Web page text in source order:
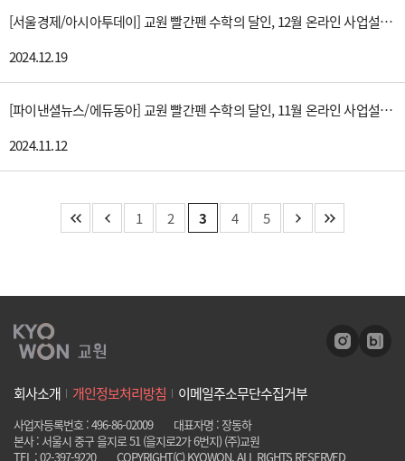
[서울경제/아시아투데이] 교원 빨간펜 수학의 달인, 12월 온라인 사업설명회 실시
2024.12.19
[파이낸셜뉴스/에듀동아] 교원 빨간펜 수학의 달인, 11월 온라인 사업설명회 실시
2024.11.12
1 2 3 4 5
회사소개 개인정보처리방침 이메일주소무단수집거부
사업자등록번호 : 496-86-02009
대표자명 : 장동하
본사 : 서울시 중구 을지로 51 (을지로2가 6번지) (주)교원
TEL : 02-397-9220
COPYRIGHT(C) KYOWON. ALL RIGHTS RESERVED